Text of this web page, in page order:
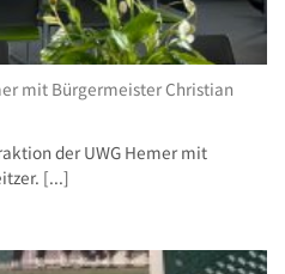
mit Bürgermeister Christian
der UWG Hemer mit
[...]